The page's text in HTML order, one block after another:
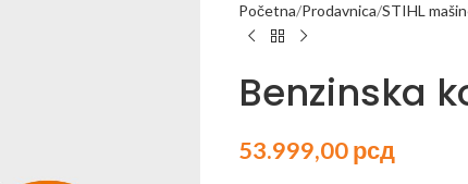
Početna Prodavnica STIHL
Benzinska
53.999,00рсд